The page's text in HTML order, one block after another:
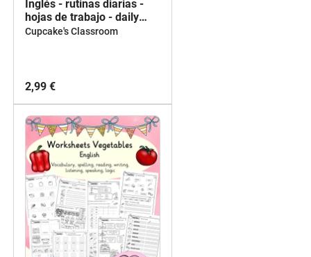
Inglés - rutinas diarias -
hojas de trabajo - daily
routines (my day) - English
Cupcake's Classroom
2,99 €